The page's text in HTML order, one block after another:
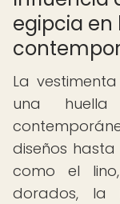
egipcia
La
una
diseños
como el
dorados, la